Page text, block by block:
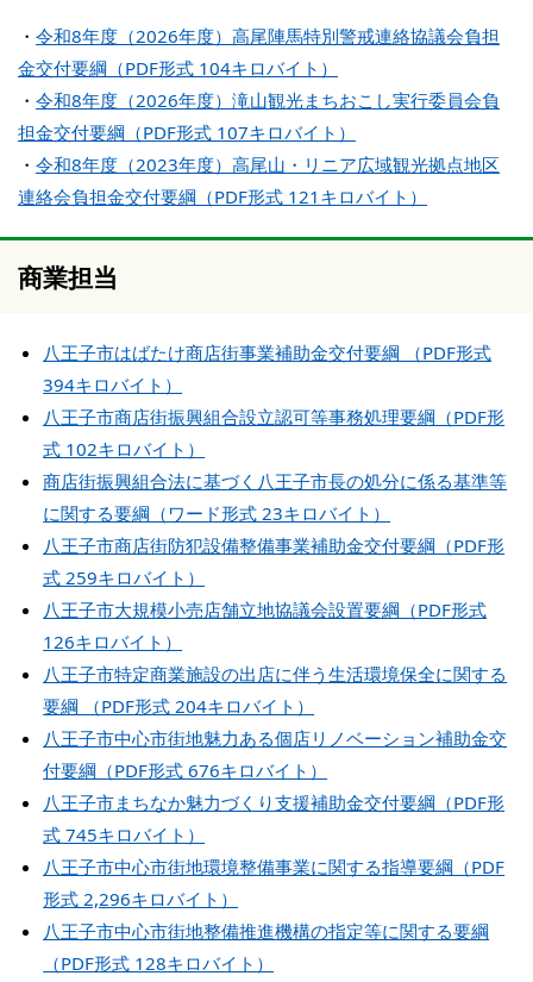
・ 令和8年度（2026年度）高尾陣馬特別警戒連絡協議会負担
金交付要綱（PDF形式 104キロバイト）
・ 令和8年度（2026年度）滝山観光まちおこし実行委員会負
担金交付要綱（PDF形式 107キロバイト）
・ 令和8年度（2023年度）高尾山・リニア広域観光拠点地区
連絡会負担金交付要綱（PDF形式 121キロバイト）
商業担当
八王子市はばたけ商店街事業補助金交付要綱 （PDF形式
394キロバイト）
八王子市商店街振興組合設立認可等事務処理要綱（PDF形
式 102キロバイト）
商店街振興組合法に基づく八王子市長の処分に係る基準等
に関する要綱（ワード形式 23キロバイト）
八王子市商店街防犯設備整備事業補助金交付要綱（PDF形
式 259キロバイト）
八王子市大規模小売店舗立地協議会設置要綱（PDF形式
126キロバイト）
八王子市特定商業施設の出店に伴う生活環境保全に関する
要綱 （PDF形式 204キロバイト）
八王子市中心市街地魅力ある個店リノベーション補助金交
付要綱（PDF形式 676キロバイト）
八王子市まちなか魅力づくり支援補助金交付要綱（PDF形
式 745キロバイト）
八王子市中心市街地環境整備事業に関する指導要綱（PDF
形式 2,296キロバイト）
八王子市中心市街地整備推進機構の指定等に関する要綱
（PDF形式 128キロバイト）